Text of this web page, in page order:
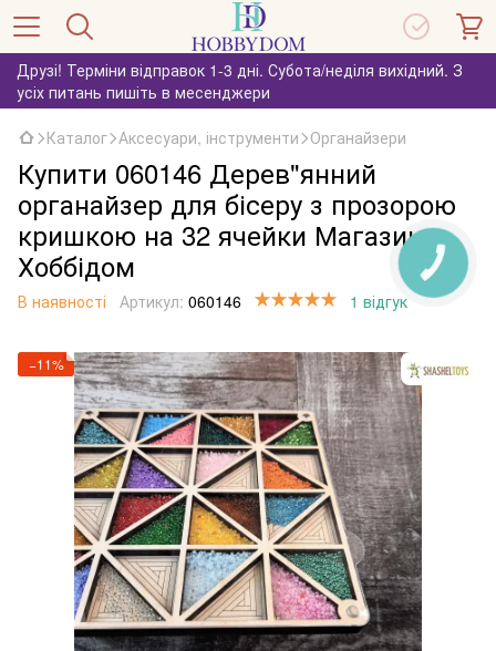
Друзі! Терміни відправок 1-3 дні. Субота/неділя вихідний. З
усіх питань пишіть в месенджери
Каталог Аксесуари, інструменти Органайзери
Купити 060146 Дерев"янний
органайзер для бісеру з прозорою
кришкою на 32 ячейки Магазин
Хоббідом
В наявності Артикул: 060146 1 відгук
−11%
КНОПКА
ЗВ'ЯЗКУ